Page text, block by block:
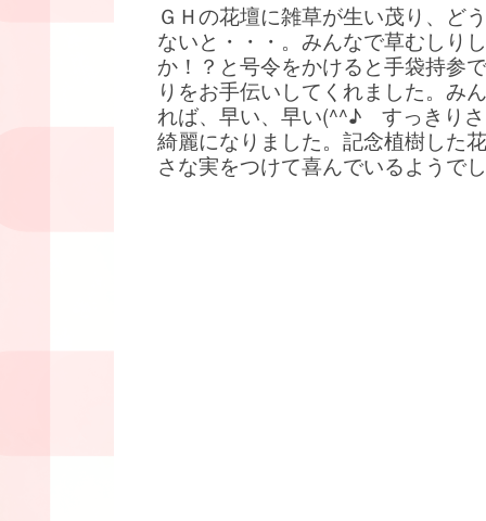
ＧＨの花壇に雑草が生い茂り、ど
ないと・・・。みんなで草むしり
か！？と号令をかけると手袋持参
りをお手伝いしてくれました。み
れば、早い、早い(^^♪ すっきり
綺麗になりました。記念植樹した
さな実をつけて喜んでいるようで